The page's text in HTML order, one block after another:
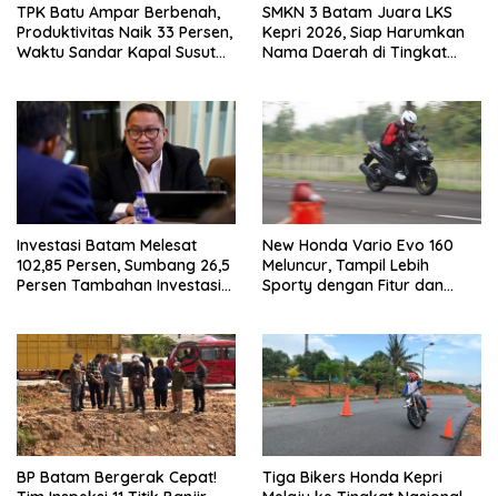
TPK Batu Ampar Berbenah,
Produktivitas Naik 33 Persen,
Waktu Sandar Kapal Susut
SMKN 3 Batam Juara LKS
Kepri 2026, Siap Harumkan
Nama Daerah di Tingkat
Investasi Batam Melesat
102,85 Persen, Sumbang 26,5
Persen Tambahan Investasi
New Honda Vario Evo 160
Meluncur, Tampil Lebih
Sporty dengan Fitur dan
BP Batam Bergerak Cepat!
Tiga Bikers Honda Kepri